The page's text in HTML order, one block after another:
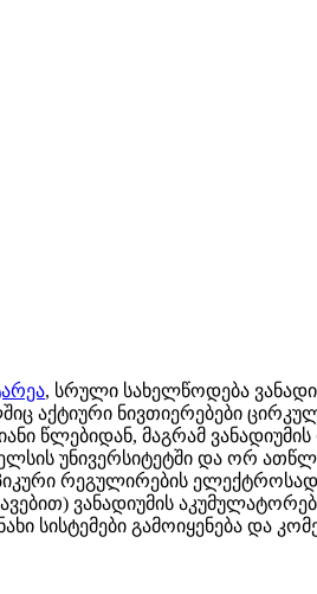
, სრული სახელწოდება
აქტიური ნივთიერებები
წლებიდან, მაგრამ
უნივერსიტეტში და ორ
რეგულირების
ვანადიუმის
სისტემები გამოიყენება და